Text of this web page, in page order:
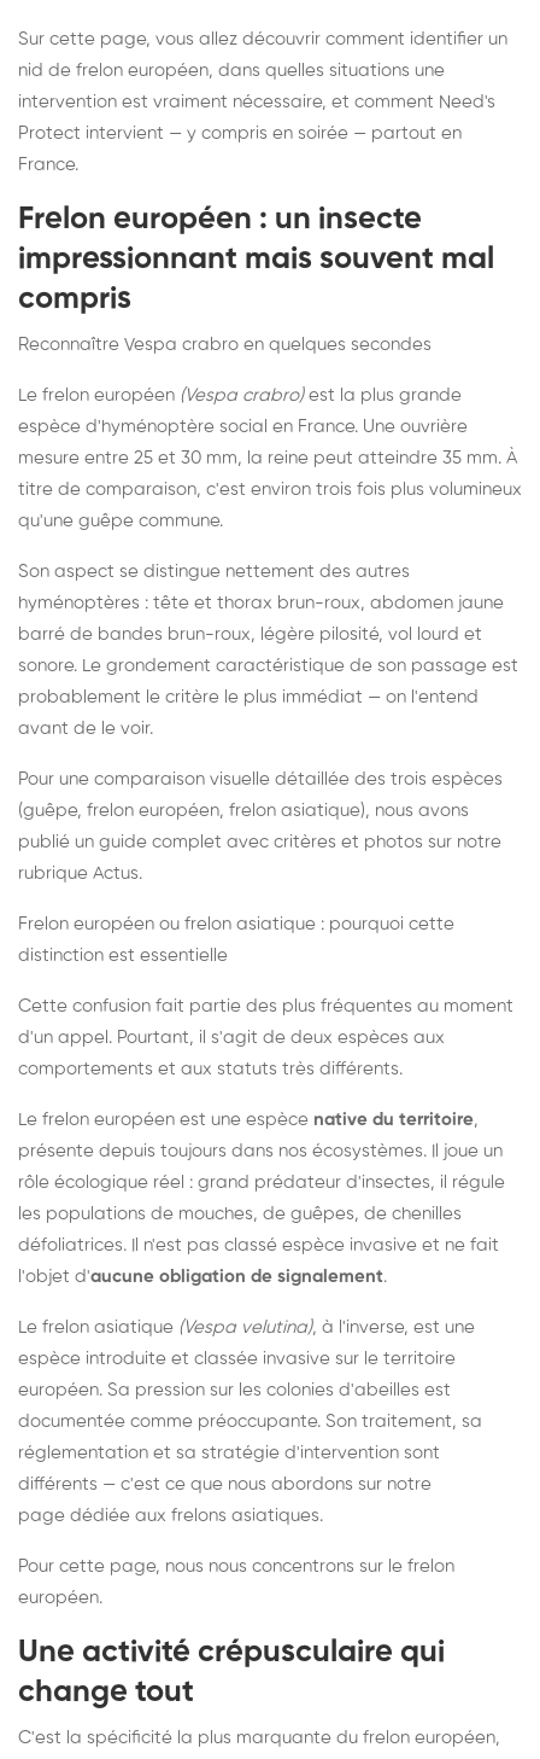
Sur cette page, vous allez découvrir comment identifier un
nid de frelon européen, dans quelles situations une
intervention est vraiment nécessaire, et comment Need's
Protect intervient — y compris en soirée — partout en
France.
Frelon européen : un insecte
impressionnant mais souvent mal
compris
Reconnaître Vespa crabro en quelques secondes
Le frelon européen (Vespa crabro)est la plus grande
espèce d'hyménoptère social en France. Une ouvrière
mesure entre 25 et 30 mm, la reine peut atteindre 35 mm. À
titre de comparaison, c'est environ trois fois plus volumineux
qu'une guêpe commune.
Son aspect se distingue nettement des autres
hyménoptères : tête et thorax brun-roux, abdomen jaune
barré de bandes brun-roux, légère pilosité, vol lourd et
sonore. Le grondement caractéristique de son passage est
probablement le critère le plus immédiat — on l'entend
avant de le voir.
Pour une comparaison visuelle détaillée des trois espèces
(guêpe, frelon européen, frelon asiatique), nous avons
publié un guide complet avec critères et photos sur notre
rubrique Actus.
Frelon européen ou frelon asiatique : pourquoi cette
distinction est essentielle
Cette confusion fait partie des plus fréquentes au moment
d'un appel. Pourtant, il s'agit de deux espèces aux
comportements et aux statuts très différents.
Le frelon européen est une espèce native du territoire,
présente depuis toujours dans nos écosystèmes. Il joue un
rôle écologique réel : grand prédateur d'insectes, il régule
les populations de mouches, de guêpes, de chenilles
défoliatrices. Il n'est pas classé espèce invasive et ne fait
l'objet d'aucune obligation de signalement.
Le frelon asiatique (Vespa velutina), à l'inverse, est une
espèce introduite et classée invasive sur le territoire
européen. Sa pression sur les colonies d'abeilles est
documentée comme préoccupante. Son traitement, sa
réglementation et sa stratégie d'intervention sont
différents — c'est ce que nous abordons sur notre
page dédiée aux frelons asiatiques.
Pour cette page, nous nous concentrons sur le frelon
européen.
Une activité crépusculaire qui
change tout
C'est la spécificité la plus marquante du frelon européen,